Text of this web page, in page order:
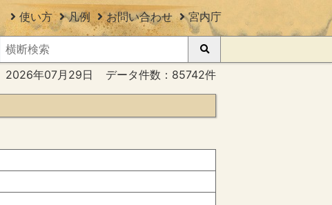
使い方 凡例 お問い合わせ 宮内庁
2026年07月29日 データ件数：85742件